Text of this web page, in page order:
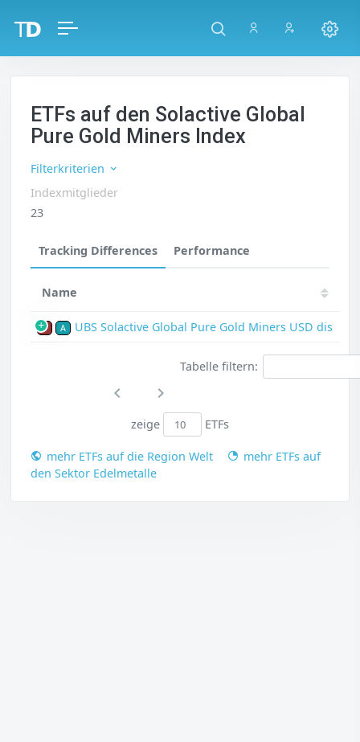
ETFs auf den Solactive Global
Pure Gold Miners Index
Filterkriterien
Indexmitglieder
23
Tracking Differences Performance
Name
P A UBS Solactive Global Pure Gold Miners USD dis
Tabelle filtern:
zeige ETFs
mehr ETFs auf die Region Welt
mehr ETFs auf
den Sektor Edelmetalle